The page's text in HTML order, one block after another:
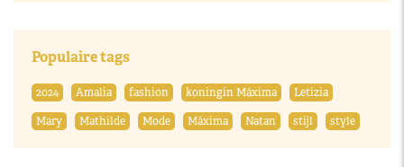
Populaire tags
2024 Amalia fashion koningin Máxima
Letizia
Mary
Mathilde Mode Máxima Natan stijl style